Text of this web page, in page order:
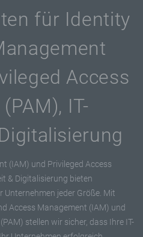
für Identity
Access
IT-
(IAM) und Privileged Access
& Digitalisierung bieten
jeder Größe. Mit
Access Management (IAM) und
stellen wir sicher, dass Ihre IT-